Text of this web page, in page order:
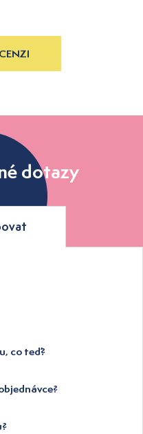
dotazy
co teď?